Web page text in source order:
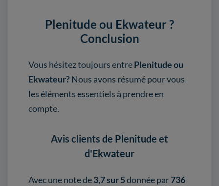
Plenitude ou Ekwateur ?
Conclusion
Vous hésitez toujours entrePlenitude ou
Ekwateur? Nous avons résumé pour vous
les éléments essentiels à prendre en
compte.
Avis clients de Plenitude et
d'Ekwateur
Avec une note de3,7 sur 5donnée par736